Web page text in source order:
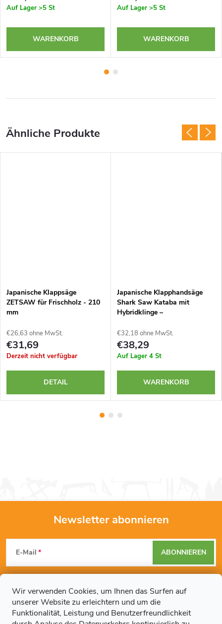
Wir verwenden Cookies, um Ihnen das Surfen auf
unserer Website zu erleichtern und um die
Funktionalität, Leistung und Benutzerfreundlichkeit
Auf Lager >5 St
WARENKORB
Auf Lager >5 St
WARENKORB
Japanische Klappsäge
ZETSAW für Frischholz - 210
mm
€26,63 ohne MwSt.
€31,69
Derzeit nicht verfügbar
DETAIL
Japanische Klapphandsäge
Shark Saw Kataba mit
Hybridklinge –
€32,18 ohne MwSt.
€38,29
Auf Lager 4 St
WARENKORB
F
u
ß
Newsletter abonnieren
E-Mail
Datenschutzbestimmungen
einverstanden.
ABONNIEREN